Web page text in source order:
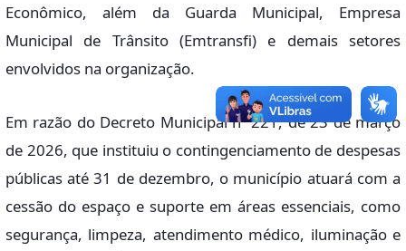
Econômico, além da Guarda Municipal, Empresa
Municipal de Trânsito (Emtransfi) e demais setores
envolvidos na organização.
Em razão do Decreto Municipal nº 221, de 23 de março
de 2026, que instituiu o contingenciamento de despesas
públicas até 31 de dezembro, o município atuará com a
cessão do espaço e suporte em áreas essenciais, como
segurança, limpeza, atendimento médico, iluminação e